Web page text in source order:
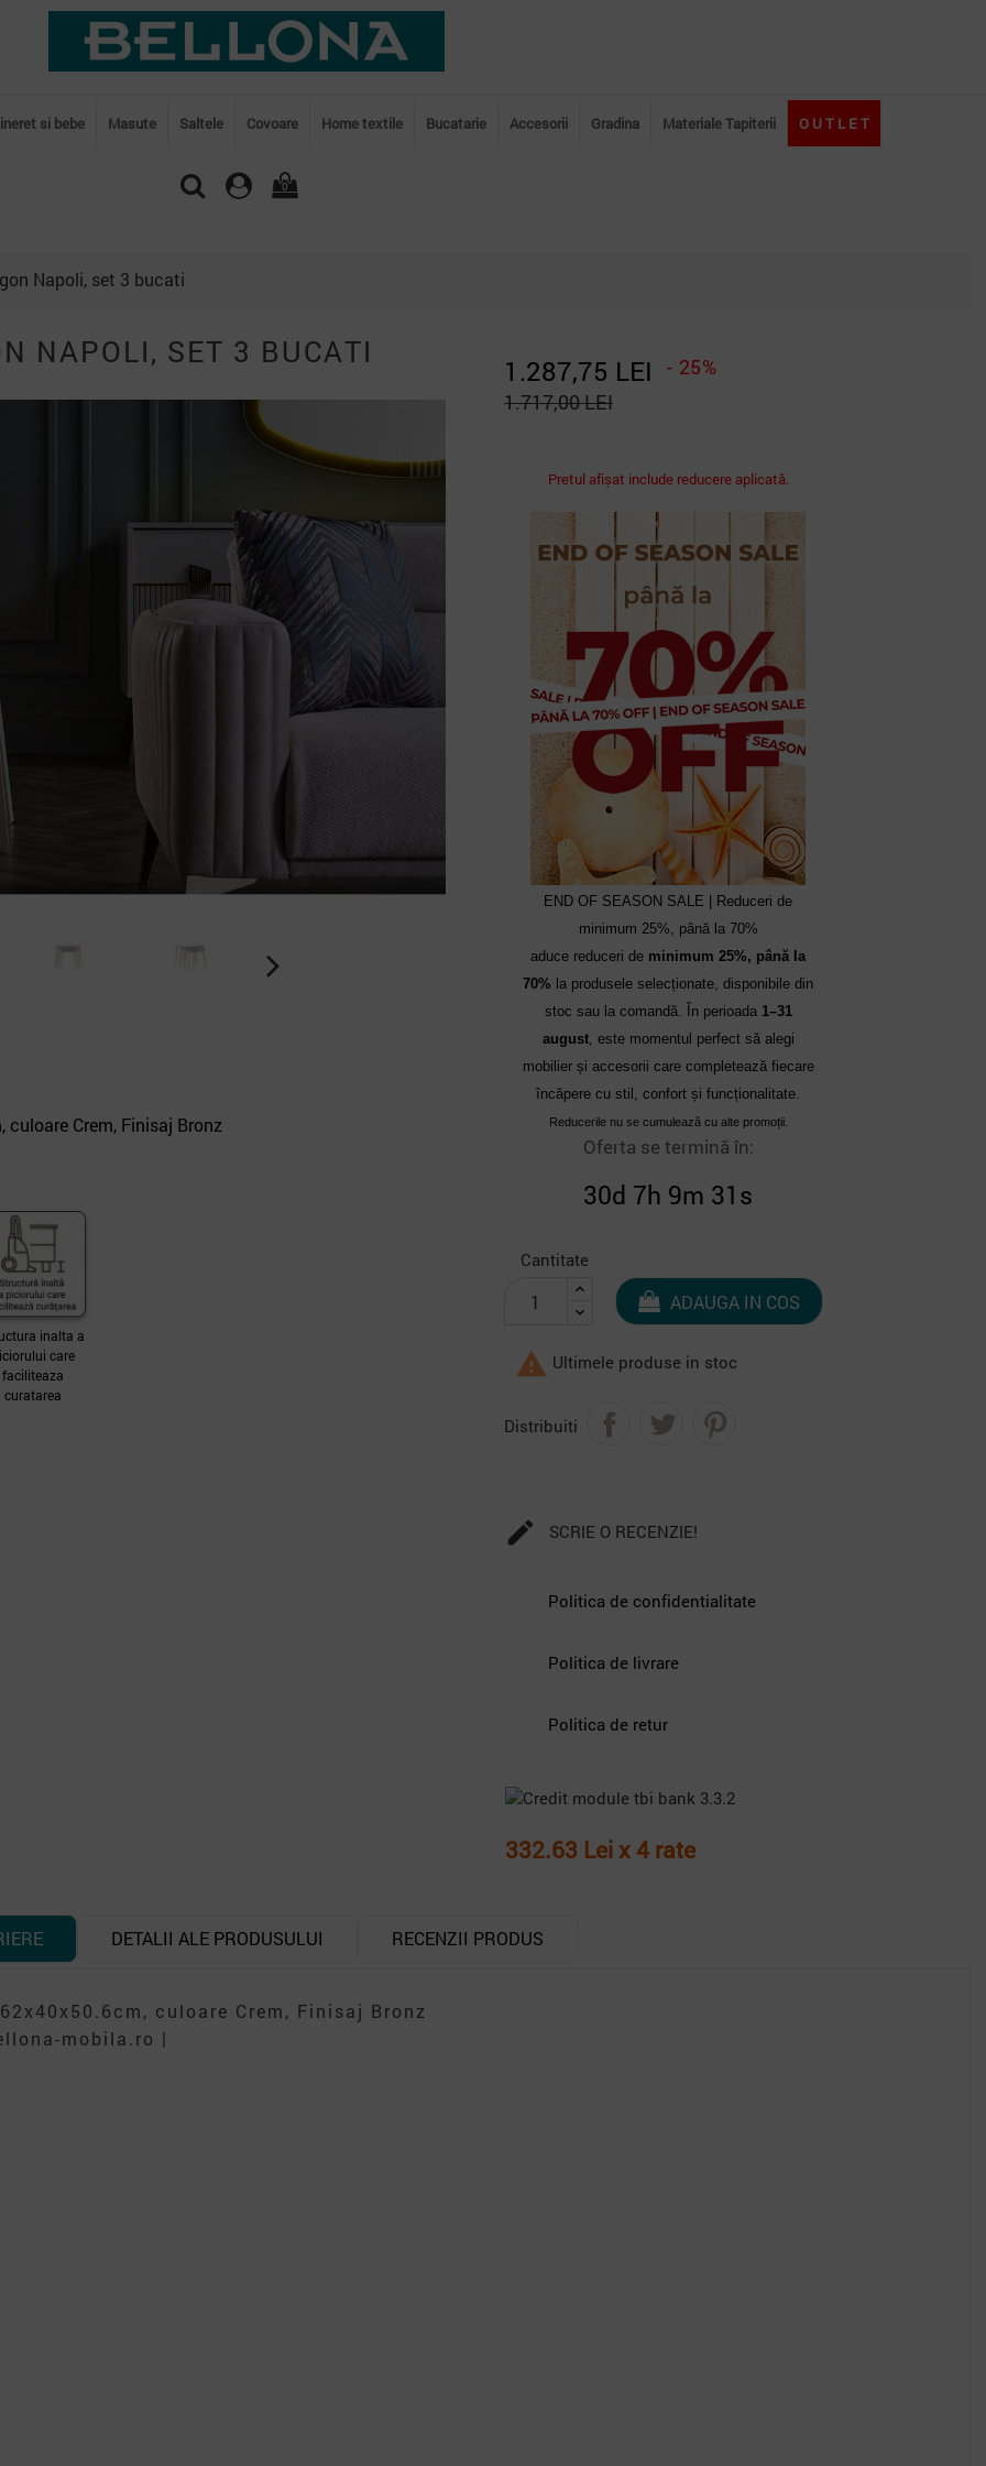
si bebe Masute Saltele Covoare Home textile Bucatarie Accesorii Gradina Materiale Tapiterii O U T L E T
0
Napoli, set 3 bucati
NAPOLI, SET 3 BUCATI
Crem, Finisaj Bronz
inalta a
care
faciliteaza
curatarea
1.287,75 LEI
- 25%
1.717,00 LEI
Pretul afișat include reducere aplicată.
END OF SEASON SALE | Reduceri de
minimum 25%, până la 70%
aduce reduceri de minimum 25%, până la
70% la produsele selecționate, disponibile din
stoc sau la comandă. În perioada 1–31
august, este momentul perfect să alegi
mobilier și accesorii care completează fiecare
încăpere cu stil, confort și funcționalitate.
Reducerile nu se cumulează cu alte promoții.
Oferta se termină în:
30d 7h 9m 30s
Cantitate
ADAUGA IN COS
 Ultimele produse in stoc
Distribuiti
 SCRIE O RECENZIE!
Politica de confidentialitate
Politica de livrare
Politica de retur
332.63 Lei x 4 rate
DETALII ALE PRODUSULUI RECENZII PRODUS
culoare Crem, Finisaj Bronz
mobila.ro |